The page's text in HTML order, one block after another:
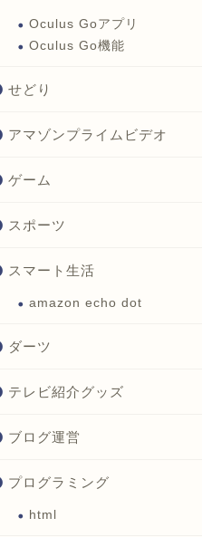
Oculus Goアプリ
Oculus Go機能
せどり
アマゾンプライムビデオ
ゲーム
スポーツ
スマート生活
amazon echo dot
ダーツ
テレビ紹介グッズ
ブログ運営
プログラミング
html